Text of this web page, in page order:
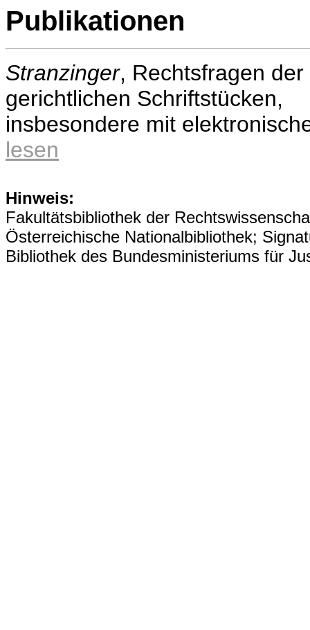
Publikationen
Stranzinger, Rechtsfragen
gerichtlichen Schriftstücken,
insbesondere mit
lesen
Hinweis:
Fakultätsbibliothek der
Österreichische Nationalbibliothek;
Bibliothek des Bundesministeriums für